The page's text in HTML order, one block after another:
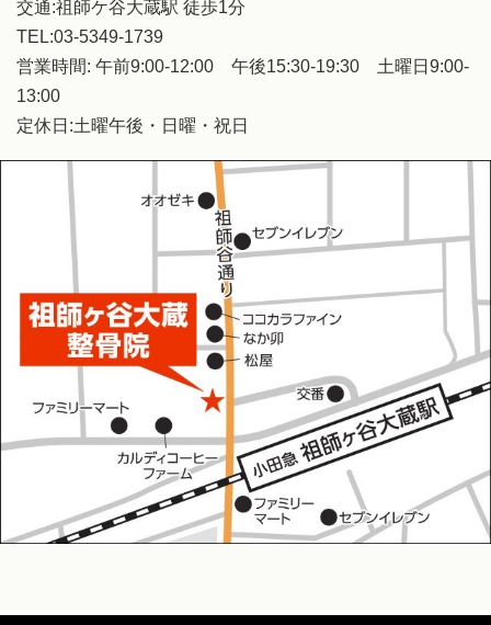
交通:祖師ケ谷大蔵駅 徒歩1分
TEL:03-5349-1739
営業時間: 午前9:00-12:00 午後15:30-19:30 土曜日9:00-
13:00
定休日:土曜午後・日曜・祝日